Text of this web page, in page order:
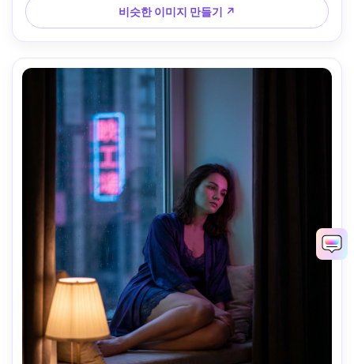
비슷한 이미지 만들기 ↗